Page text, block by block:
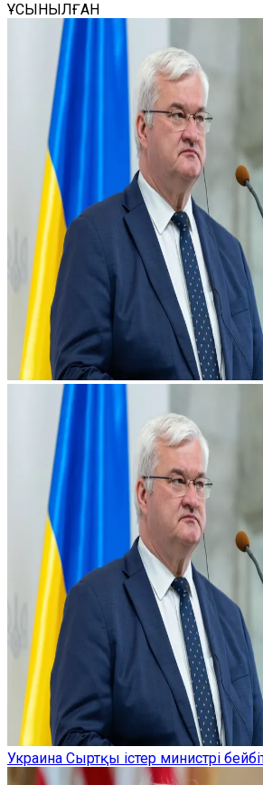
ҰСЫНЫЛҒАН
Украина Сыртқы істер министрі